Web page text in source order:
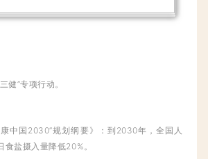
健”专项行动。
康中国2030”规划纲要》：到2030年，全国人
食盐摄入量降低20%。